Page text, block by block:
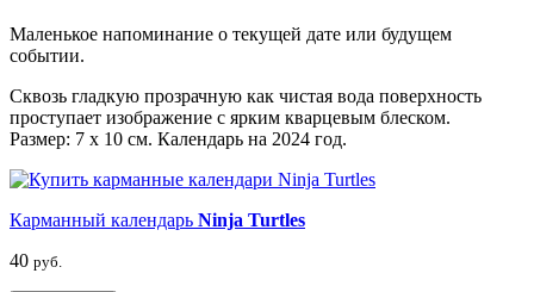
Маленькое напоминание о текущей дате или будущем
событии.
Сквозь гладкую прозрачную как чистая вода поверхность
проступает изображение с ярким кварцевым блеском.
Размер: 7 х 10 см. Календарь на 2024 год.
Карманный календарь Ninja Turtles
40 руб.